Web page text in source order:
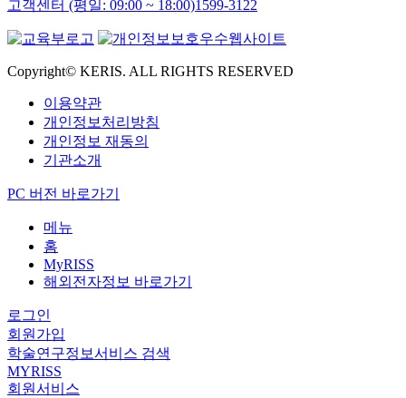
고객센터 (평일: 09:00 ~ 18:00)1599-3122
Copyright© KERIS. ALL RIGHTS RESERVED
이용약관
개인정보처리방침
개인정보 재동의
기관소개
PC 버전 바로가기
메뉴
홈
MyRISS
해외전자정보 바로가기
로그인
회원가입
학술연구정보서비스 검색
MYRISS
회원서비스